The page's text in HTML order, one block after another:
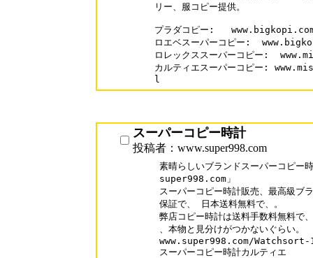
リー、服コピー提供。
プラダコピー:
ロエベスーパーコピー:
ロレックススーパーコピー:
カルティエスーパーコピー:
l
スーパーコピー時計
投稿者：www.super998.com
素晴らしいブランドスーパーコピー
super998.com」
スーパーコピー時計販売、最高級ブ
保証で、 日本送料無料で、。
弊店コピー時計は送料手数料無料で
、本物と見分けがつかないぐらい。
www.super998.com/
スーパーコピー時計カルティエ